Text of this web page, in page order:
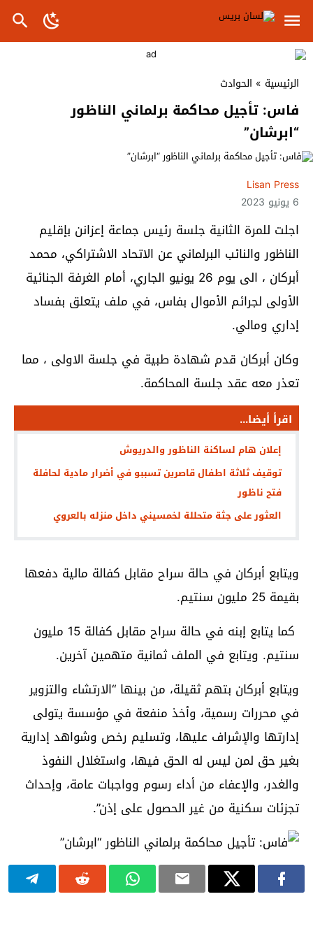
الرئيسية » الحوادث
فاس: تأجيل محاكمة برلماني الناظور
“ابرشان”
Lisan Press
6 يونيو 2023
اجلت للمرة الثانية جلسة رئيس جماعة إعزانن بإقليم
الناظور والنائب البرلماني عن الاتحاد الاشتراكي، محمد
أبركان ، الى يوم 26 يونيو الجاري، أمام الغرفة الجنائية
الأولى لجرائم الأموال بفاس، في ملف يتعلق بفساد
إداري ومالي.
وكان أبركان قدم شهادة طبية في جلسة الاولى ، مما
تعذر معه عقد جلسة المحاكمة.
اقرأ أيضا...
إعلان هام لساكنة الناظور والدريوش
توقيف ثلاثة اطفال قاصرين تسببو في أضرار مادية لحافلة
فتح ناظور
العثور على جثة متحللة لخمسيني داخل منزله بالعروي
ويتابع أبركان في حالة سراح مقابل كفالة مالية دفعها
بقيمة 25 مليون سنتيم.
كما يتابع إبنه في حالة سراح مقابل كفالة 15 مليون
سنتيم. ويتابع في الملف ثمانية متهمين آخرين.
ويتابع أبركان بتهم ثقيلة، من بينها “الارتشاء والتزوير
في محررات رسمية، وأخذ منفعة في مؤسسة يتولى
إدارتها والإشراف عليها، وتسليم رخص وشواهد إدارية
بغير حق لمن ليس له الحق فيها، واستغلال النفوذ
والغدر، والإعفاء من أداء رسوم وواجبات عامة، وإحداث
تجزئات سكنية من غير الحصول على إذن”.